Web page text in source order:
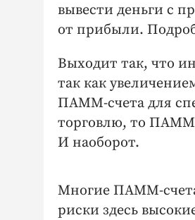
вывести деньги с
от прибыли.
Выходит так, что
так как
ПАММ-счета для
торговлю, то ПАММ-
И наоборот.
Многие ПАММ-
риски здесь